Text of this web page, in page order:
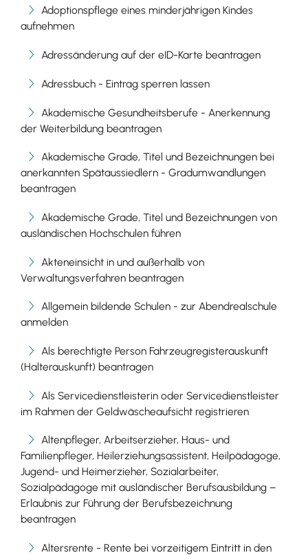
Adoptionspflege eines minderjährigen Kindes
aufnehmen
Adressänderung auf der eID-Karte beantragen
Adressbuch - Eintrag sperren lassen
Akademische Gesundheitsberufe - Anerkennung
der Weiterbildung beantragen
Akademische Grade, Titel und Bezeichnungen bei
anerkannten Spätaussiedlern - Gradumwandlungen
beantragen
Akademische Grade, Titel und Bezeichnungen von
ausländischen Hochschulen führen
Akteneinsicht in und außerhalb von
Verwaltungsverfahren beantragen
Allgemein bildende Schulen - zur Abendrealschule
anmelden
Als berechtigte Person Fahrzeugregisterauskunft
(Halterauskunft) beantragen
Als Servicedienstleisterin oder Servicedienstleister
im Rahmen der Geldwäscheaufsicht registrieren
Altenpfleger, Arbeitserzieher, Haus- und
Familienpfleger, Heilerziehungsassistent, Heilpädagoge,
Jugend- und Heimerzieher, Sozialarbeiter,
Sozialpädagoge mit ausländischer Berufsausbildung –
Erlaubnis zur Führung der Berufsbezeichnung
beantragen
Altersrente - Rente bei vorzeitigem Eintritt in den